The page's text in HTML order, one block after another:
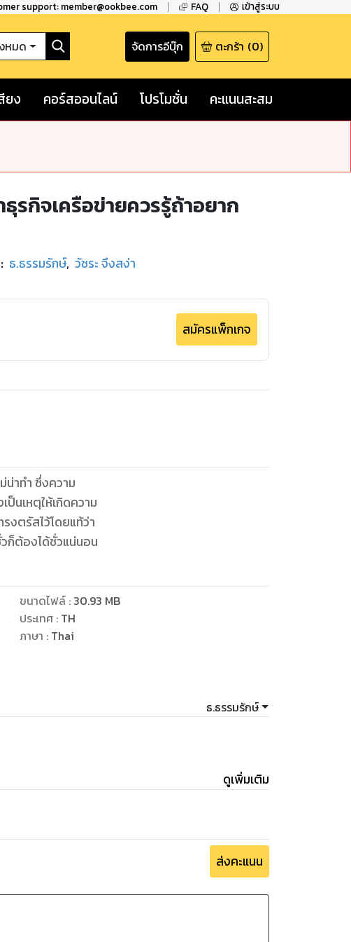
support: member@ookbee.com FAQ เข้าสู่ระบบ
หมด จัดการอีบุ๊ก ตะกร้า (0)
ยง คอร์สออนไลน์ โปรโมชั่น คะแนนสะสม
กิจเครือข่ายควรรู้ถ้าอยาก
ธ.ธรรมรักษ์, วัชระ จึงสง่า
สมัครแพ็กเกจ
น่าทำ ซึ่งความ
ป็นเหตุให้เกิดความ
งตรัสไว้โดยแท้ว่า
ก็ต้องได้ชั่วแน่นอน
ขนาดไฟล์: 30.93 MB
ประเทศ : TH
ภาษา : Thai
ธ.ธรรมรักษ์
ดูเพิ่มเติม
ส่งคะแนน